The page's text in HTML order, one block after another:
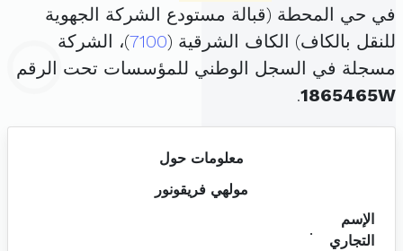
في حي المحطة (قبالة مستودع الشركة الجهوية
للنقل بالكاف) الكاف الشرقية (7100)، الشركة
مسجلة في السجل الوطني للمؤسسات تحت الرقم
1865465W
.
معلومات حول
مولهي فريقونور
الإسم
التجاري
.